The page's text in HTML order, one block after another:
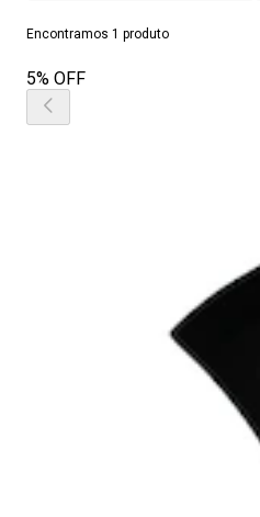
Encontramos 1 produto
5% OFF